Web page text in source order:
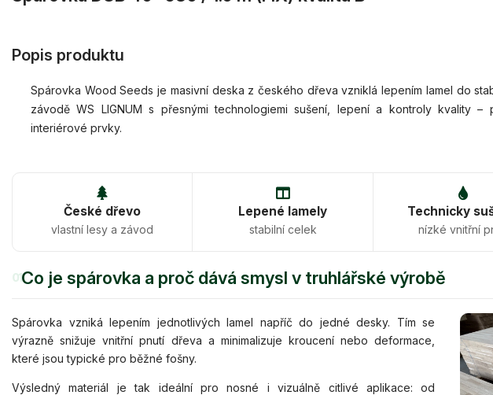
Popis produktu
Spárovka Wood Seeds je masivní deska z českého dřeva vzniklá lepením lamel do
závodě WS LIGNUM s přesnými technologiemi sušení, lepení a kontroly kvality
interiérové prvky.
České dřevo
vlastní lesy a závod
Lepené lamely
stabilní celek
Technicky
nízké vnitřní
01Co je spárovka a proč dává smysl v truhlářské výrobě
Spárovka vzniká lepením jednotlivých lamel napříč do jedné desky. Tím se
výrazně snižuje vnitřní pnutí dřeva a minimalizuje kroucení nebo deformace,
které jsou typické pro běžné fošny.
Výsledný materiál je tak ideální pro nosné i vizuálně citlivé aplikace: od